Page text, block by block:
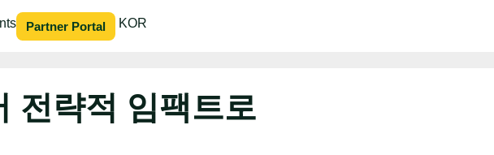
Partner Portal KOR
전략적 임팩트로